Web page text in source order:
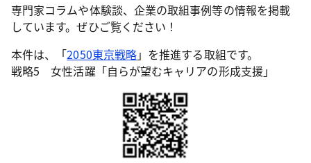
専門家コラムや体験談、企業の取組事例等の情報を掲載
しています。ぜひご覧ください！
本件は、「2050東京戦略」を推進する取組です。
戦略5 女性活躍「自らが望むキャリアの形成支援」